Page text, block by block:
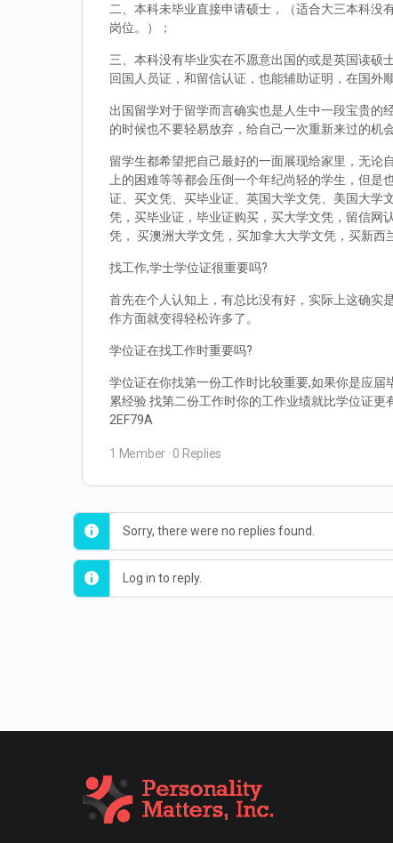
二、本科未毕业直接申请硕士，（适合大三本科
岗位。）；
三、本科没有毕业实在不愿意出国的或是英国读
回国人员证，和留信认证，也能辅助证明，在国外
出国留学对于留学而言确实也是人生中一段宝贵的
的时候也不要轻易放弃，给自己一次重新来过的机
留学生都希望把自己最好的一面展现给家里，无论
上的困难等等都会压倒一个年纪尚轻的学生，但
证、买文凭、买毕业证、英国大学文凭、美国大学
凭，买毕业证，毕业证购买，买大学文凭，留信网
凭， 买澳洲大学文凭，买加拿大大学文凭，买新西
找工作,学士学位证很重要吗?
首先在个人认知上，有总比没有好，实际上这确实
作方面就变得轻松许多了。
学位证在找工作时重要吗?
学位证在你找第一份工作时比较重要,如果你是应
累经验.找第二份工作时你的工作业绩就比学位证更
2EF79A
1 Member · 0 Replies
Sorry, there were no replies found.
Log in to reply.